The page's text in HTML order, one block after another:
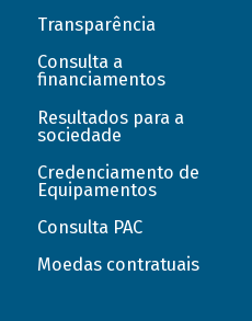
Transparência
Consulta a
financiamentos
Resultados para a
sociedade
Credenciamento de
Equipamentos
Consulta PAC
Moedas contratuais